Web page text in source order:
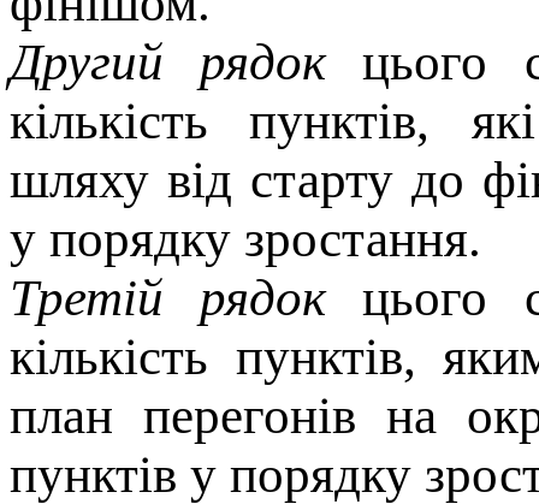
Другий рядокцього
кiлькiсть пунктiв,
шляху вiд старту до
у порядку зростання.
Третiй рядокцього
кiлькiсть пунктiв,
план перегонiв на
пунктiв у порядку